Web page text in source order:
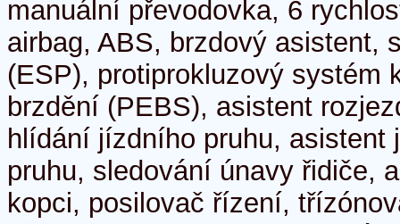
manuální převodovka, 6
airbag, ABS, brzdový asistent,
(ESP), protiprokluzový systém
brzdění (PEBS), asistent
hlídání jízdního pruhu, asistent
pruhu, sledování únavy řidiče,
kopci, posilovač řízení,